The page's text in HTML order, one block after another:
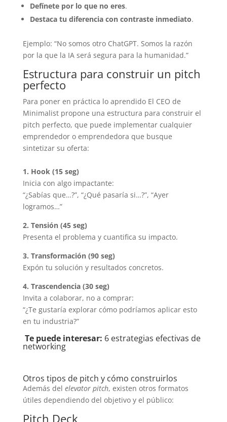
Defínete por lo que no eres.
Destaca tu diferencia con contraste inmediato.
Ejemplo: “No somos otro ChatGPT. Somos la razón
por la que la IA será segura para la humanidad.”
Estructura para construir un pitch
perfecto
Para poner en práctica lo aprendido El CEO de
Minimalist propone una estructura para construir el
pitch perfecto, que puede implementar cualquier
emprendedor o emprendedora que busque
sintetizar su oferta:
1. Hook (15 seg)
Inicia con algo impactante:
“¿Sabías que…?”, “¿Qué pasaría si…?”, “Ayer
logramos…”
2. Tensión (45 seg)
Presenta el problema y cuantifica su impacto.
3. Transformación (90 seg)
Expón tu solución y resultados concretos.
4. Trascendencia (30 seg)
Invita a colaborar, no a comprar:
“¿Te gustaría explorar cómo podríamos aplicar esto
en tu industria?”
Te puede interesar: 6 estrategias efectivas de
networking
Otros tipos de pitch y cómo construirlos
Además del elevator pitch, existen otros formatos
útiles dependiendo del objetivo y el público:
Pitch Deck